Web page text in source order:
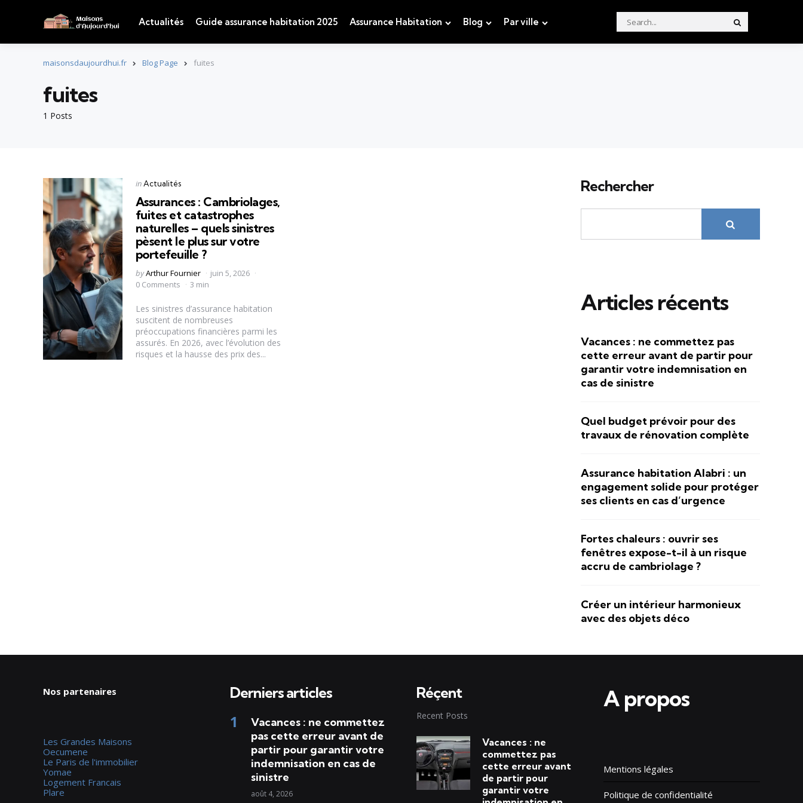
Actualités Guide assurance habitation 2025 Assurance Habitation Blog Par ville
Search
for:
maisonsdaujourdhui.fr Blog Page fuites
1 Posts
fuites
Categories
Posted
in Actualités
Assurances : Cambriolages,
fuites et catastrophes
naturelles – quels sinistres
pèsent le plus sur votre
portefeuille ?
Posted
by
byArthur Fournier
juin 5, 2026
0 Comments
3 min
Les sinistres d’assurance habitation
suscitent de nombreuses
préoccupations financières parmi les
assurés. En 2026, avec l’évolution des
risques et la hausse des prix des...
Rechercher
Articles récents
Vacances : ne commettez pas
cette erreur avant de partir pour
garantir votre indemnisation en
cas de sinistre
Quel budget prévoir pour des
travaux de rénovation complète
Assurance habitation Alabri : un
engagement solide pour protéger
ses clients en cas d’urgence
Fortes chaleurs : ouvrir ses
fenêtres expose-t-il à un risque
accru de cambriolage ?
Créer un intérieur harmonieux
avec des objets déco
Nos partenaires
Les Grandes Maisons
Oecumene
Le Paris de l'immobilier
Yomae
Logement Francais
Plare
Derniers articles
Vacances : ne commettez
pas cette erreur avant de
partir pour garantir votre
indemnisation en cas de
sinistre
août 4, 2026
Réçent
Recent Posts
Vacances : ne
commettez pas
cette erreur avant
de partir pour
garantir votre
A propos
Mentions légales
Politique de confidentialité